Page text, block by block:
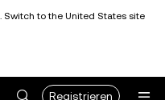
Switch to the United States site
Registrieren